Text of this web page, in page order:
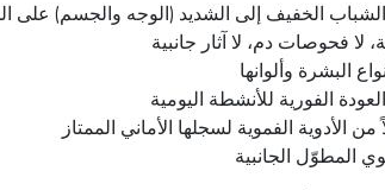
فحوصات دم، لا آثار جانبية
البشرة وألوانها
الفورية للأنشطة اليومية
الأدوية الفموية لسجلها الأماني الممتاز
المطوّل الجانبية